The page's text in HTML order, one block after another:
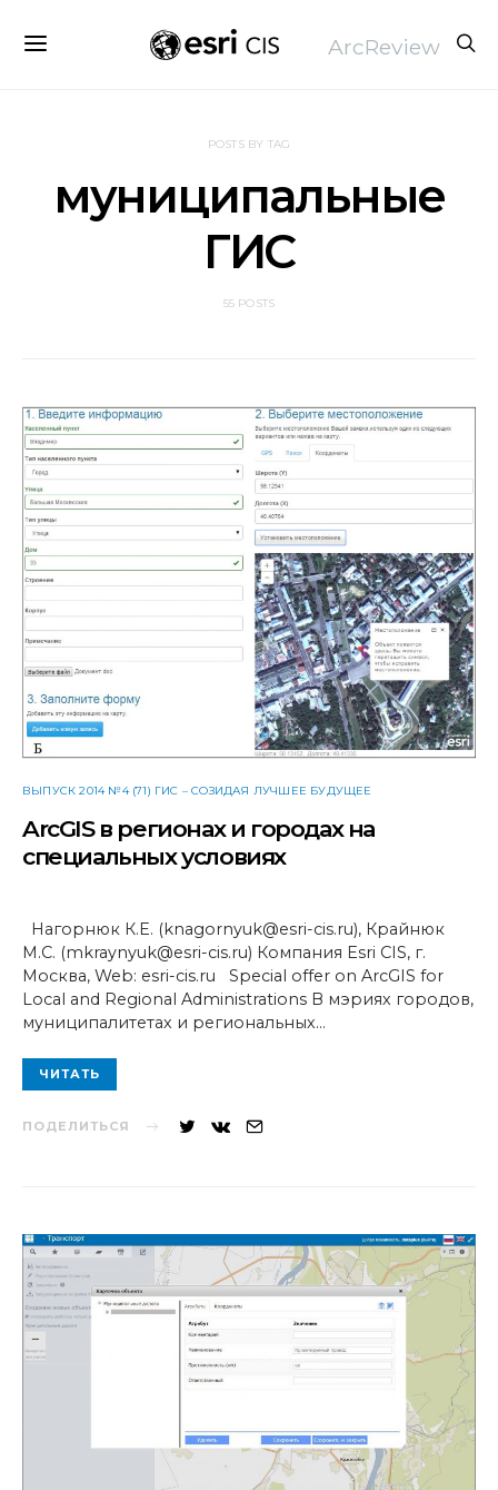
ArcReview
POSTS BY TAG
муниципальные
ГИС
55 POSTS
ВЫПУСК 2014 №4 (71) ГИС – СОЗИДАЯ ЛУЧШЕЕ БУДУЩЕЕ
ArcGIS в регионах и городах на
специальных условиях
Нагорнюк К.Е. (knagornyuk@esri-cis.ru), Крайнюк
М.С. (mkraynyuk@esri-cis.ru) Компания Esri CIS, г.
Москва, Web: esri-cis.ru Special offer on ArcGIS for
Local and Regional Administrations В мэриях городов,
муниципалитетах и региональных…
ЧИТАТЬ
ПОДЕЛИТЬСЯ